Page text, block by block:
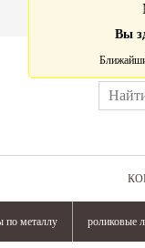
по металлу роликовые
Вы